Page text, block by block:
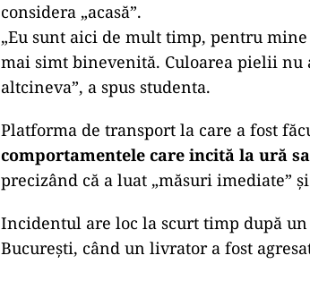
considera „acasă”.
„Eu sunt aici de mult timp, pentru
mai simt binevenită. Culoarea pielii nu
altcineva”, a spus studenta.
Platforma de transport la care a fost
comportamentele care incită la ură
precizând că a luat „măsuri imediate”
Incidentul are loc la scurt timp după
București, când un livrator a fost